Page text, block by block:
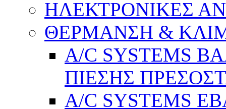
ΗΛΕΚΤΡΟΝΙΚΕΣ
ΘΕΡΜΑΝΣΗ &
A/C SYSTEMS
ΠΙΕΣΗΣ
A/C SYSTEMS